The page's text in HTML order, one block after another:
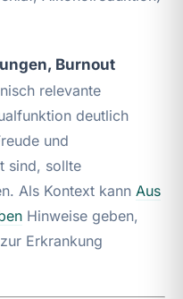
Burnout
relevante
deutlich
und
sind, sollte
Als Kontext kann Aus
Hinweise geben,
Erkrankung